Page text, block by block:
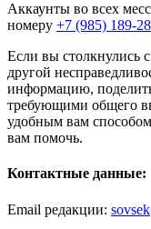
Аккаунты во всех
номеру +7 (985) 189-
Если вы столкнулись
другой
информацию,
требующими общего
удобным вам
вам помочь.
Контактные данные:
Email редакции: